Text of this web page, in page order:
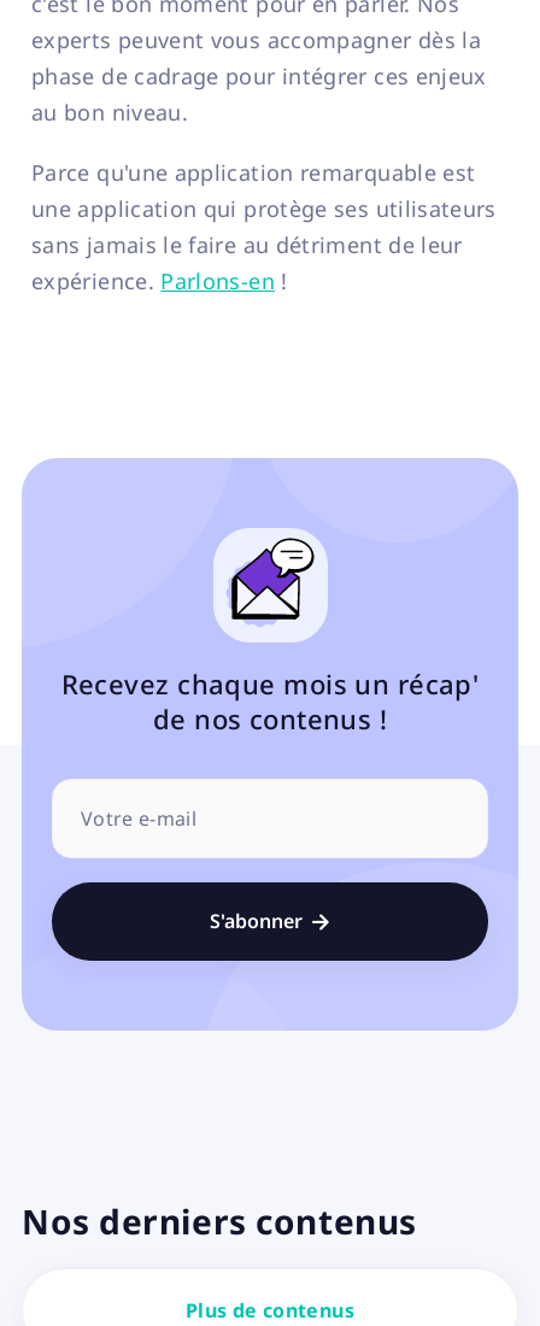
experts peuvent vous accompagner dès la
phase de cadrage pour intégrer ces enjeux
au bon niveau.
Parce qu'une application remarquable est
une application qui protège ses utilisateurs
sans jamais le faire au détriment de leur
expérience. Parlons-en !
Recevez chaque mois un récap'
de nos contenus !

Nos derniers contenus
Plus de contenus